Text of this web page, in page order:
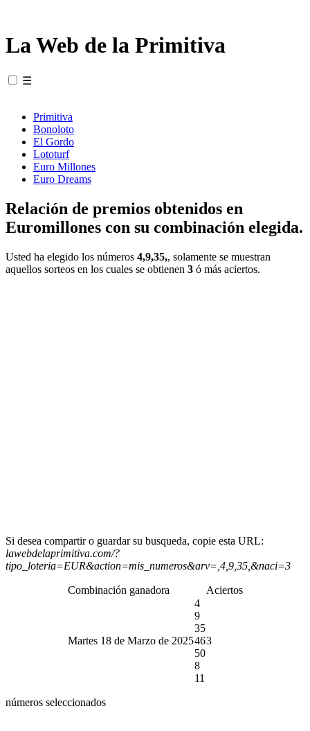
La Web de la Primitiva
☰
Primitiva
Bonoloto
El Gordo
Lototurf
Euro Millones
Euro Dreams
Relación de premios obtenidos en
Euromillones con su combinación elegida.
Usted ha elegido los números 4,9,35,, solamente se muestran
aquellos sorteos en los cuales se obtienen 3 ó más aciertos.
Si desea compartir o guardar su busqueda, copie esta URL:
lawebdelaprimitiva.com/?
tipo_loteria=EUR&action=mis_numeros&arv=,4,9,35,&naci=3
Combinación ganadora Aciertos
Martes 18 de Marzo de 2025
4
9
35
46
50
8
11
3
números seleccionados